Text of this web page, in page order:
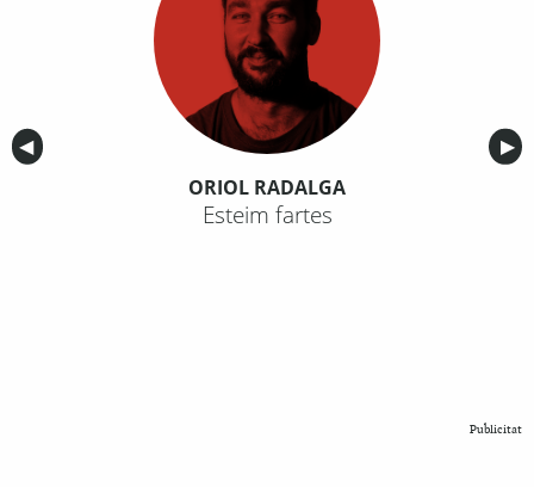
Anterior
◀︎ ▶︎
ORIOL RADALGA
Esteim fartes
Publicitat